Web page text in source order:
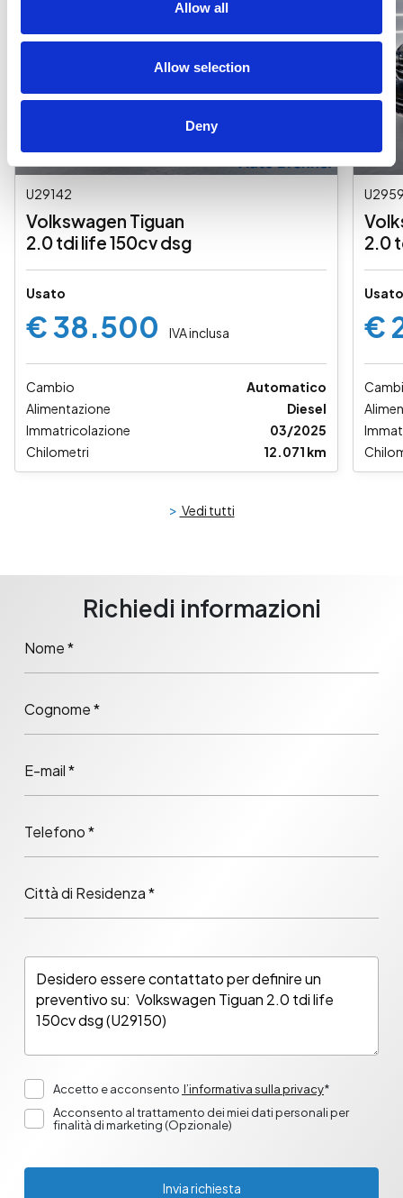
Allow all
Allow selection
Deny
U29142
Volkswagen Tiguan
2.0 tdi life 150cv dsg
Usato
€ 38.500 IVA inclusa
Cambio
Automatico
Alimentazione
Diesel
Immatricolazione
03/2025
Chilometri
12.071 km
2.0
Usato
€
> Vedi tutti
Richiedi informazioni
Nome *
Cognome *
E-mail *
Telefono *
Città di Residenza *
Accetto e acconsento l’informativa sulla privacy*
Acconsento al trattamento dei miei dati personali per
finalità di marketing (Opzionale)
Invia richiesta